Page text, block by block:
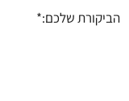
הביקורת שלכם: